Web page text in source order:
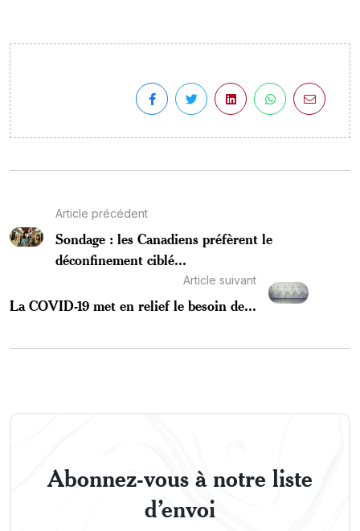
Article précédent
Sondage : les Canadiens préfèrent le
déconfinement ciblé...
Article suivant
La COVID-19 met en relief le besoin de...
Abonnez-vous à notre liste
d’envoi